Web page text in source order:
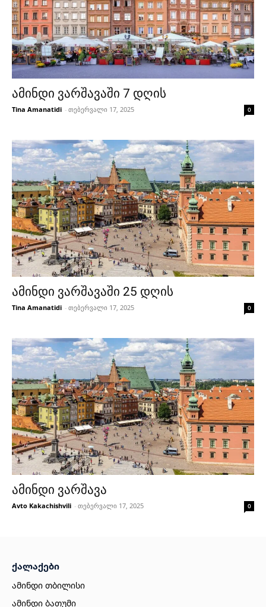
ამინდი ვარშავაში 7 დღის
Tina Amanatidi - თებერვალი 17, 2025 0
ამინდი ვარშავაში 25 დღის
Tina Amanatidi - თებერვალი 17, 2025 0
ამინდი ვარშავა
Avto Kakachishvili - თებერვალი 17, 2025 0
ქალაქები
ამინდი თბილისი
ამინდი ბათუმი